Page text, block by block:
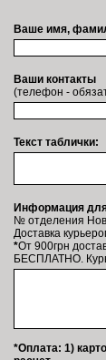
Ваше имя,
Ваши контакты
(телефон -
Текст таблички:
Информация
№ отделения
Доставка
*От 900грн
БЕСПЛАТНО.
*Оплата: 1)